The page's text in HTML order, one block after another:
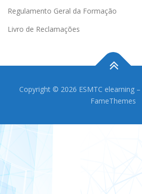
Regulamento Geral da Formação
Livro de Reclamações
Copyright © 2026 ESMTC elearning –
FameThemes